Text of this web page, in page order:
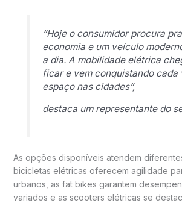
“Hoje o consumidor procura
economia e um veículo
a dia. A mobilidade elétrica
ficar e vem conquistando cada
espaço nas cidades”,
destaca um representante do
As opções disponíveis atendem
bicicletas elétricas oferecem agilidade
urbanos, as fat bikes garantem
variados e as scooters elétricas se